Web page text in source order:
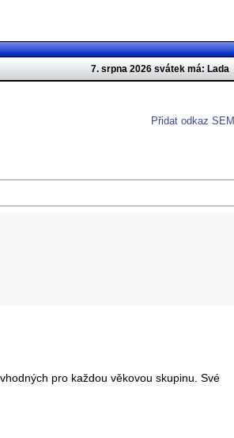
7. srpna 2026 svátek má: Lada
Přidat odkaz SEM
pro každou věkovou skupinu. Své